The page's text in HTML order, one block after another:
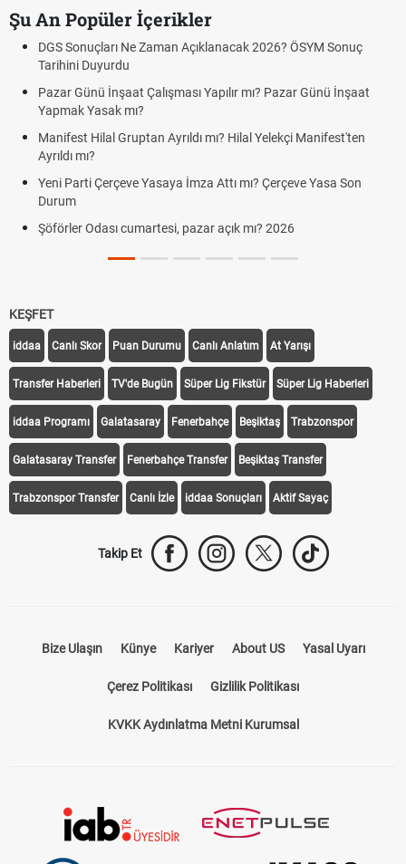
Şu An Popüler İçerikler
DGS Sonuçları Ne Zaman Açıklanacak 2026? ÖSYM Sonuç
Tarihini Duyurdu
Pazar Günü İnşaat Çalışması Yapılır mı? Pazar Günü İnşaat
Yapmak Yasak mı?
Manifest Hilal Gruptan Ayrıldı mı? Hilal Yelekçi Manifest'ten
Ayrıldı mı?
Yeni Parti Çerçeve Yasaya İmza Attı mı? Çerçeve Yasa Son
Durum
Şöförler Odası cumartesi, pazar açık mı? 2026
KEŞFET
iddaa Canlı Skor Puan Durumu Canlı Anlatım At Yarışı
Transfer Haberleri TV'de Bugün Süper Lig Fikstür Süper Lig Haberleri
iddaa Programı Galatasaray Fenerbahçe Beşiktaş Trabzonspor
Galatasaray Transfer Fenerbahçe Transfer Beşiktaş Transfer
Trabzonspor Transfer Canlı İzle iddaa Sonuçları Aktif Sayaç
Takip Et
Bize Ulaşın Künye Kariyer About US Yasal Uyarı
Çerez Politikası Gizlilik Politikası
KVKK Aydınlatma Metni Kurumsal